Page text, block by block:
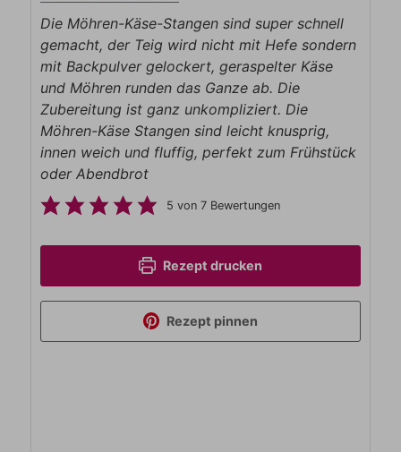
Die Möhren-Käse-Stangen sind super schnell
gemacht, der Teig wird nicht mit Hefe sondern
mit Backpulver gelockert, geraspelter Käse
und Möhren runden das Ganze ab. Die
Zubereitung ist ganz unkompliziert. Die
Möhren-Käse Stangen sind leicht knusprig,
innen weich und fluffig, perfekt zum Frühstück
oder Abendbrot
5 von 7Bewertungen
Rezept drucken
Rezept pinnen